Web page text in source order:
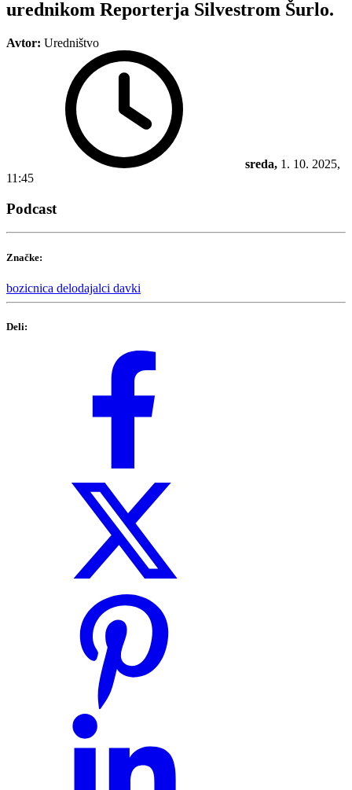
urednikom Reporterja Silvestrom Šurlo.
Avtor: Uredništvo
sreda, 1. 10. 2025,
11:45
Podcast
Značke:
bozicnica delodajalci davki
Deli: